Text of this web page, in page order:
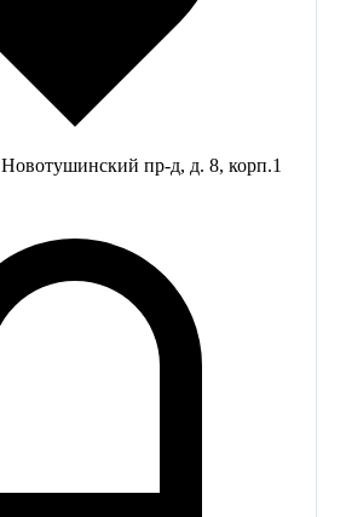
Новотушинский пр-д, д. 8, корп.1